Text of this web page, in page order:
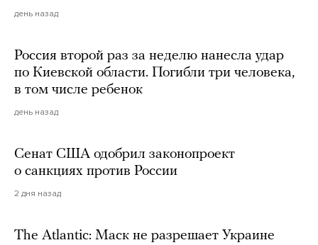
день назад
Россия второй раз за неделю нанесла удар
по Киевской области. Погибли три человека,
в том числе ребенок
день назад
Сенат США одобрил законопроект
о санкциях против России
2 дня назад
The Atlantic: Маск не разрешает Украине